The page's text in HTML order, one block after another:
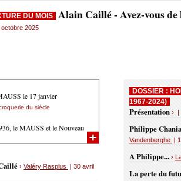
DU MOIS Alain Caillé - Avez-vous
octobre 2025
DOSSIER :
1967-2024)
Présentation › |
Philippe
Vandenberghe |
A Philippe... ›
La perte du
le 17 janvier
du siècle
le MAUSS et le Nouveau
› Valéry Rasplus
| 30 avril